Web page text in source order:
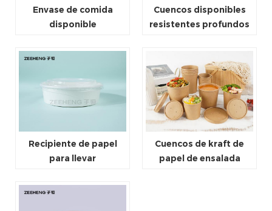
Envase de comida
disponible
de Kraft del PLA para
tapa
Cuencos disponibles
resistentes profundos
prueba de aceite
Recipiente de papel
para llevar
compostable
Cuencos de kraft de
papel de ensalada